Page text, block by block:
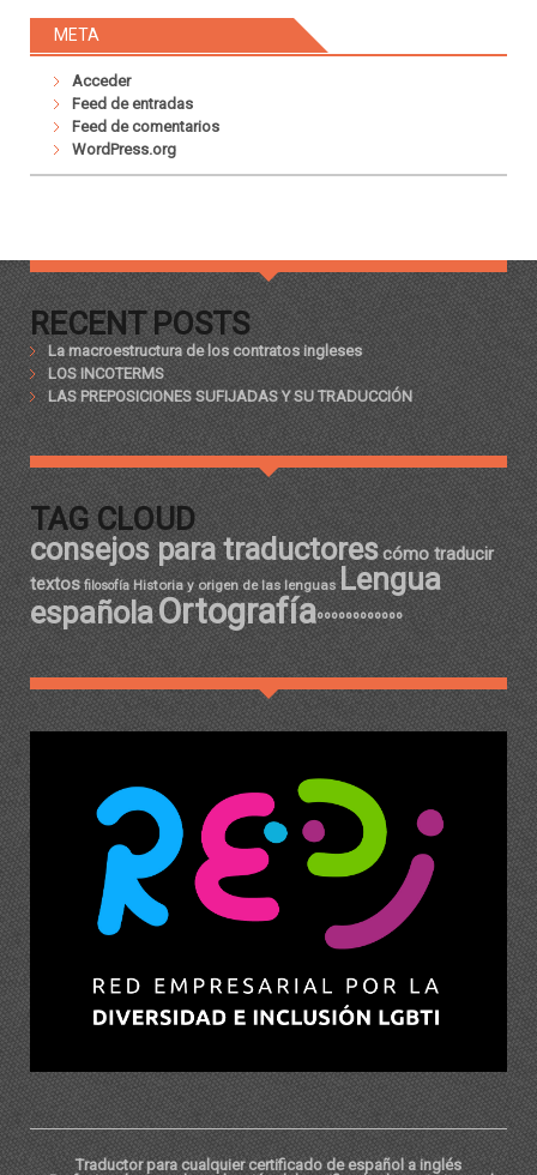
META
Acceder
Feed de entradas
Feed de comentarios
WordPress.org
RECENT POSTS
La macroestructura de los contratos ingleses
LOS INCOTERMS
LAS PREPOSICIONES SUFIJADAS Y SU TRADUCCIÓN
TAG CLOUD
consejos para traductorescómo traducir
textos filosofía Historia y origen de las lenguas Lengua
españolaOrtografíaºººººººººººº
Traductor para cualquier certificado de español a inglés